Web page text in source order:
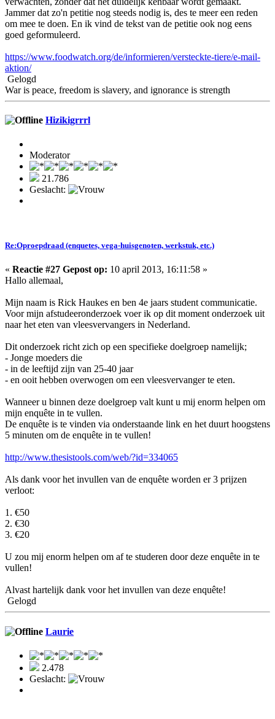
Jammer dat zo'n petitie nog steeds nodig is, des te meer een reden
om mee te doen. En ik vind de tekst van de petitie ook nog eens
goed geformuleerd.
https://www.foodwatch.org/de/informieren/versteckte-tiere/e-mail-
aktion/
Gelogd
War is peace, freedom is slavery, and ignorance is strength
Hizikigrrrl
Moderator
21.786
Geslacht:
Re:Oproepdraad (enquetes, vega-huisgenoten, werkstuk, etc.)
« Reactie #27 Gepost op: 10 april 2013, 16:11:58 »
Hallo allemaal,
Mijn naam is Rick Haukes en ben 4e jaars student communicatie.
Voor mijn afstudeeronderzoek voer ik op dit moment onderzoek uit
naar het eten van vleesvervangers in Nederland.
Dit onderzoek richt zich op een specifieke doelgroep namelijk;
- Jonge moeders die
- in de leeftijd zijn van 25-40 jaar
- en ooit hebben overwogen om een vleesvervanger te eten.
Wanneer u binnen deze doelgroep valt kunt u mij enorm helpen om
mijn enquête in te vullen.
De enquête is te vinden via onderstaande link en het duurt hoogstens
5 minuten om de enquête in te vullen!
http://www.thesistools.com/web/?id=334065
Als dank voor het invullen van de enquête worden er 3 prijzen
verloot:
1. €50
2. €30
3. €20
U zou mij enorm helpen om af te studeren door deze enquête in te
vullen!
Alvast hartelijk dank voor het invullen van deze enquête!
Gelogd
Laurie
2.478
Geslacht: